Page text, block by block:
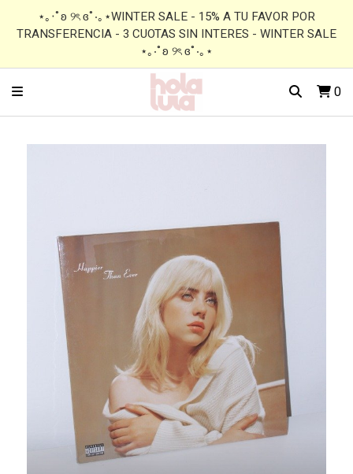
⋆｡‧˚ʚ ୨ৎ ɞ˚‧｡⋆WINTER SALE - 15% A TU FAVOR POR
TRANSFERENCIA - 3 CUOTAS SIN INTERES - WINTER SALE
⋆｡‧˚ʚ ୨ৎ ɞ˚‧｡⋆
0